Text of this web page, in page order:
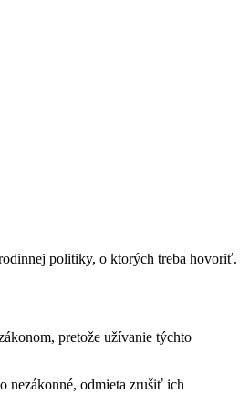
politiky, o ktorých treba hovoriť.
pretože užívanie týchto
nezákonné, odmieta zrušiť ich